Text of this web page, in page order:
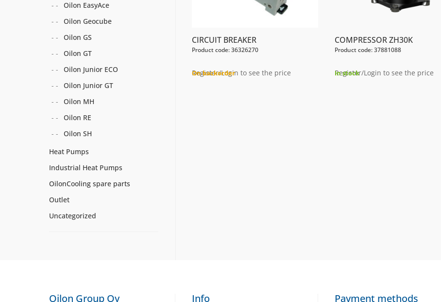
CIRCUIT BREAKER
Product code: 36326270
Register/Login to see the price
On backorder
COMPRESSOR ZH30K
Product code: 37881088
Register/Login to see the price
In stock
Oilon EasyAce
Oilon Geocube
Oilon GS
Oilon GT
Oilon Junior ECO
Oilon Junior GT
Oilon MH
Oilon RE
Oilon SH
Heat Pumps
Industrial Heat Pumps
OilonCooling spare parts
Outlet
Uncategorized
Oilon Group Oy Info Payment methods